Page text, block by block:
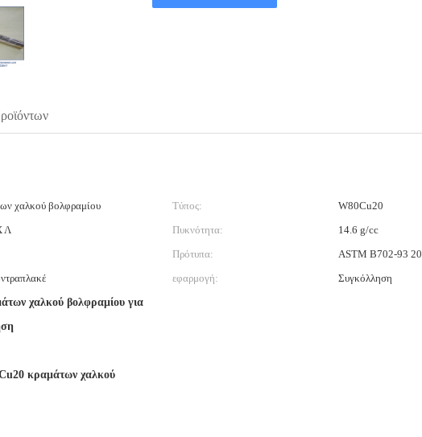
χαλκού βολφραμίου Τύπος:
W80Cu20
Λ Πυκνότητα:
14.6 g/cc
Πρότυπα:
ASTM B702-93
εφαρμογή:
Συγκόλληση
χαλκού βολφραμίου για
κραμάτων χαλκού